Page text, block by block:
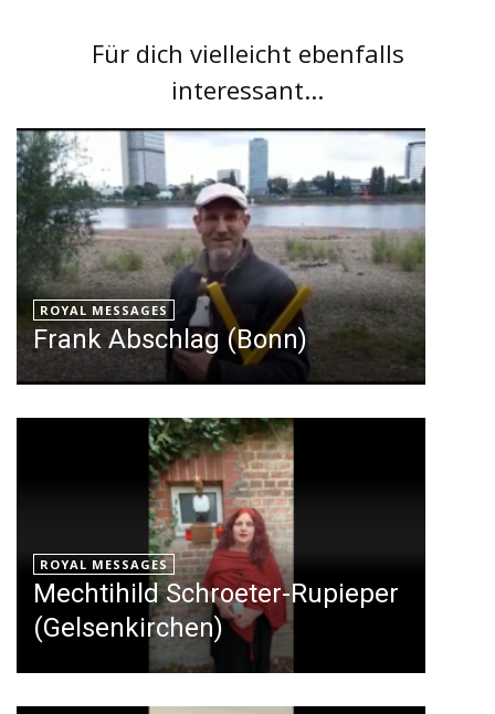
Für dich vielleicht ebenfalls
interessant...
ROYAL MESSAGES
Frank Abschlag (Bonn)
ROYAL MESSAGES
Mechtihild Schroeter-Rupieper
(Gelsenkirchen)